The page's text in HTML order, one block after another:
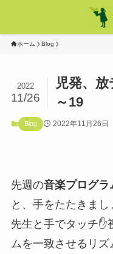
ホーム Blog
児発、
～19
2022
11/26
Blog 2022年11月26日
先週の音楽プログラ
と、手をたたきま
先生と手でタッチ
ムを一致させるリ